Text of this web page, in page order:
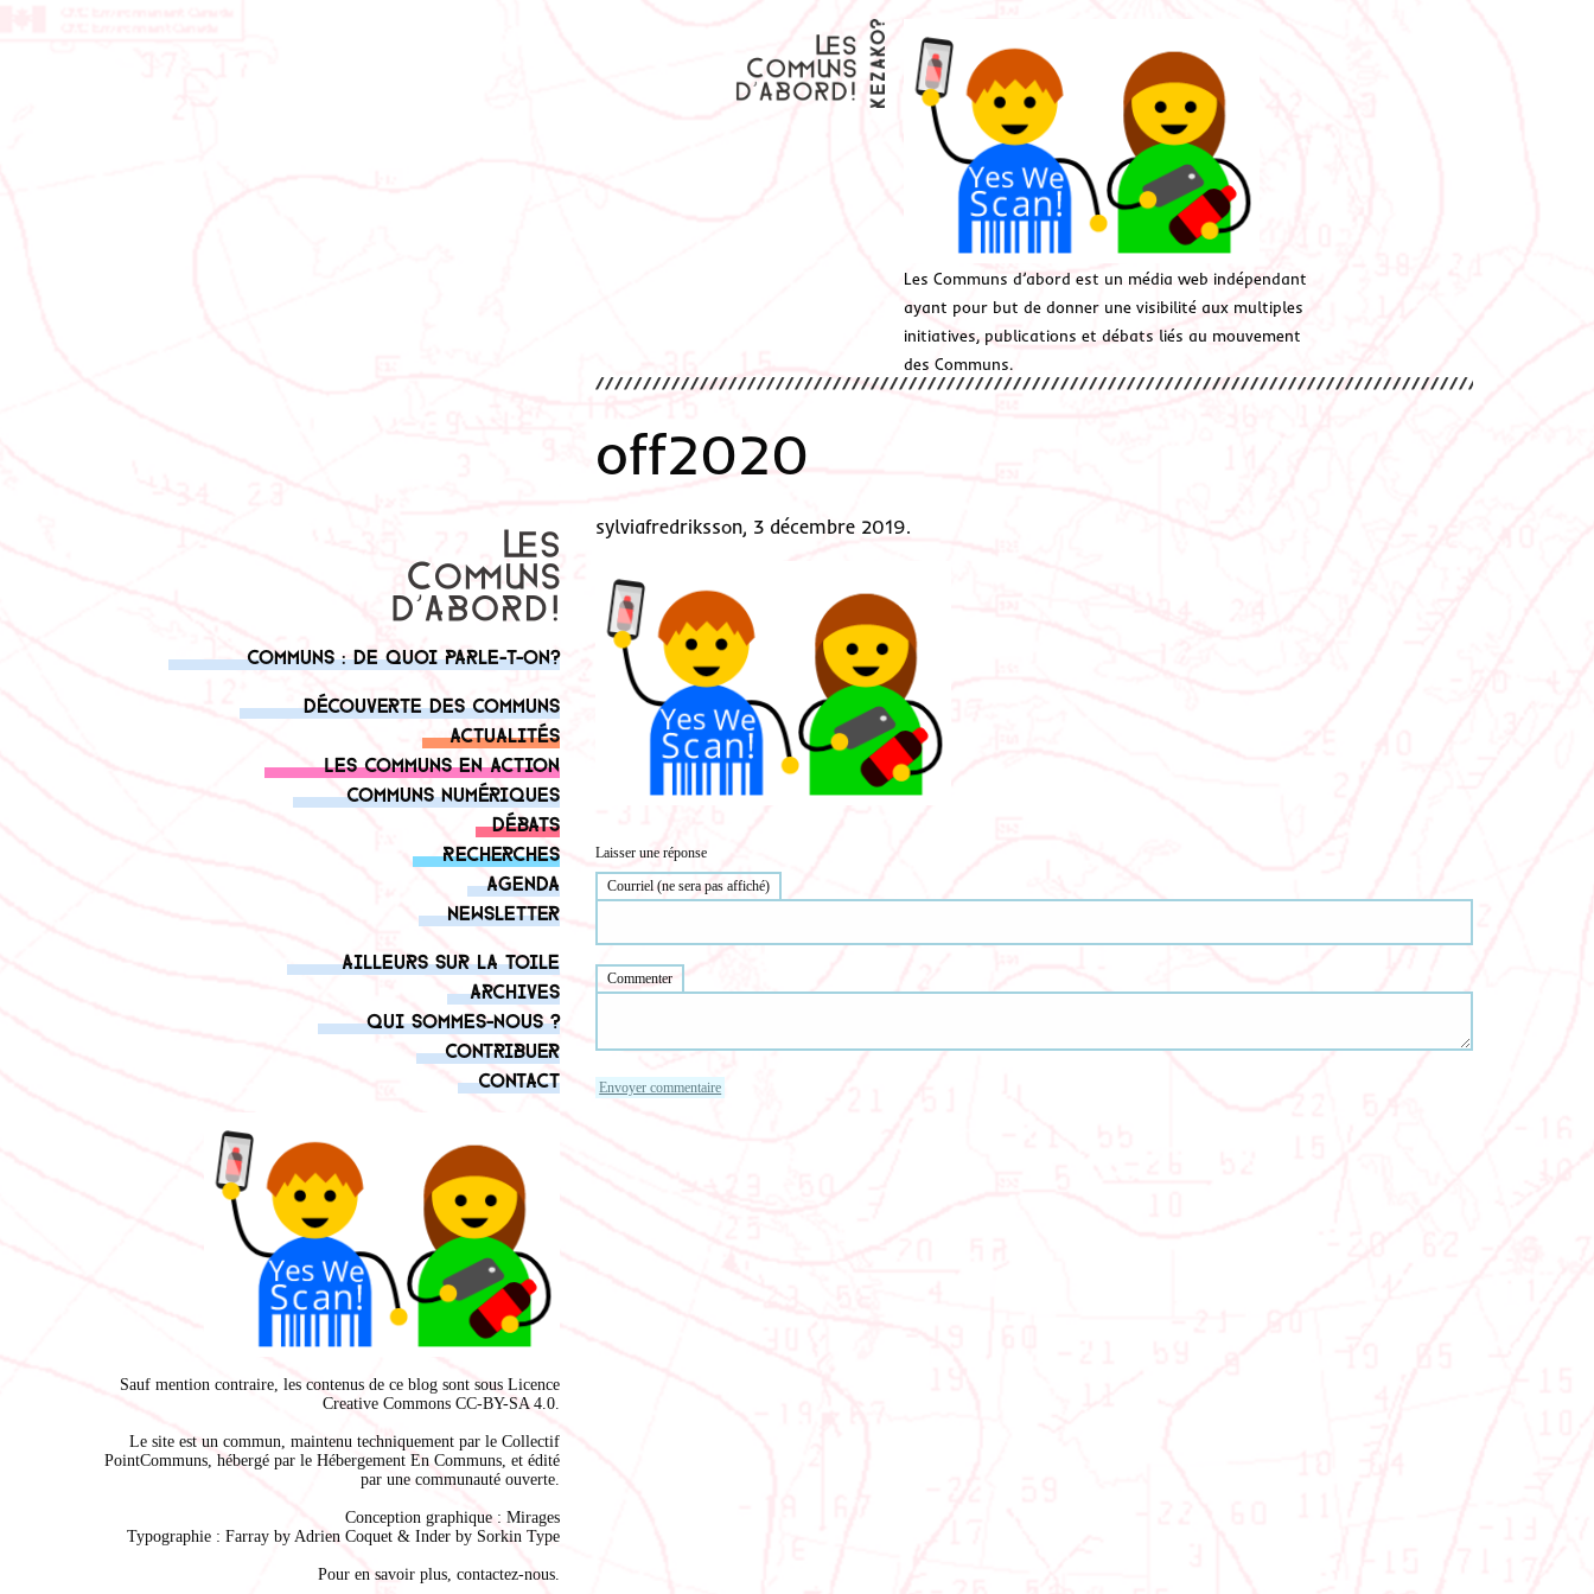
Les Communs d’abord est un média web indépendant
ayant pour but de donner une visibilité aux multiples
initiatives, publications et débats liés au mouvement
des Communs.
Communs : de quoi parle-t-on?
Découverte des communs
Actualités
Les communs en action
Communs numériques
Débats
Recherches
Agenda
Newsletter
Ailleurs sur la toile
Archives
Qui sommes-nous ?
Contribuer
Contact
Sauf mention contraire, les contenus de ce blog sont sous Licence
Creative Commons CC-BY-SA 4.0.
Le site est un commun, maintenu techniquement par le Collectif
PointCommuns, hébergé par le Hébergement En Communs, et édité
par une communauté ouverte.
Conception graphique : Mirages
Typographie : Farray by Adrien Coquet & Inder by Sorkin Type
Pour en savoir plus, contactez-nous.
off2020
sylviafredriksson, 3 décembre 2019.
Laisser une réponse
Courriel (ne sera pas affiché)
Commenter